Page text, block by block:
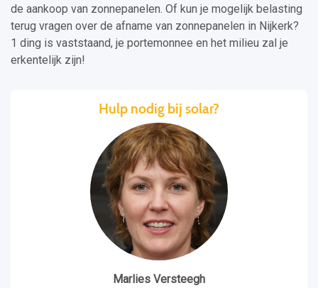
de aankoop van zonnepanelen. Of kun je mogelijk belasting
terug vragen over de afname van zonnepanelen in Nijkerk?
1 ding is vaststaand, je portemonnee en het milieu zal je
erkentelijk zijn!
Hulp nodig bij solar?
Marlies Versteegh